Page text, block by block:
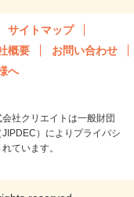
サイトマップ
概要
お問い合わせ
へ
社クリエイトは一般財団
）によりプライバシ
ています。